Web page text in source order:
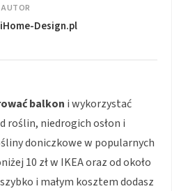
AUTOR
Design.pl
balkon i wykorzystać
roślin, niedrogich osłon i
doniczkowe w popularnych
10 zł w IKEA oraz od około
i małym kosztem dodasz